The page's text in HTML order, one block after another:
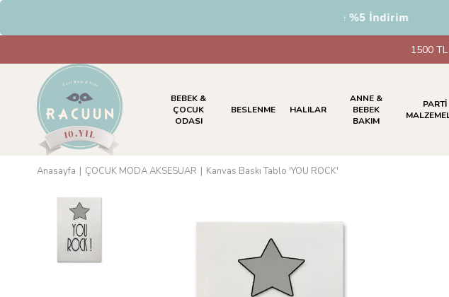
HAVALE & EFT Ödemelerinde %5 İndirim
1500
BEBEK &
ÇOCUK
ODASI
BESLENME HALILAR
ANNE &
BEBEK
BAKIM
PARTİ
Anasayfa ÇOCUK MODA AKSESUAR Kanvas Baskı Tablo 'YOU ROCK'